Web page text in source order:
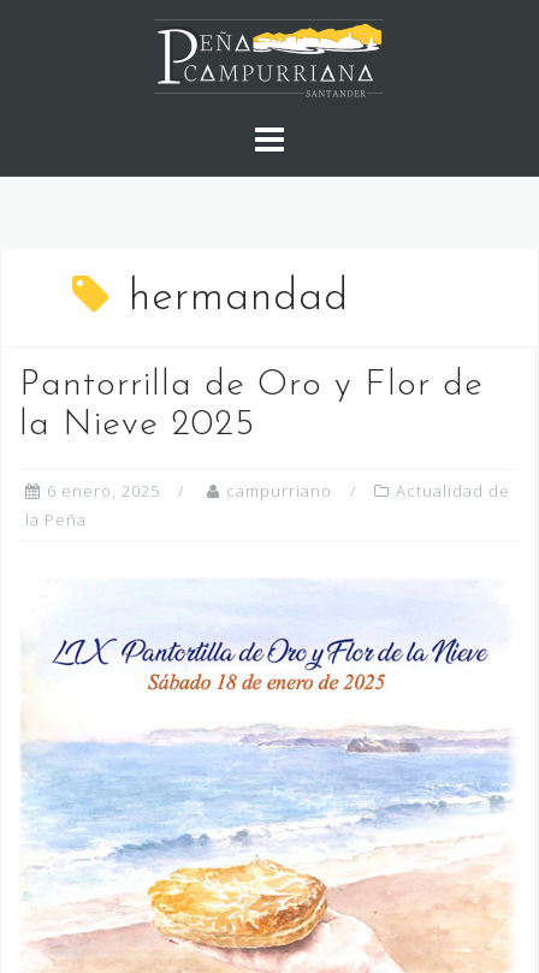
hermandad
Pantorrilla de Oro y Flor de
la Nieve 2025
6 enero, 2025 campurriano
Actualidad de
la Peña